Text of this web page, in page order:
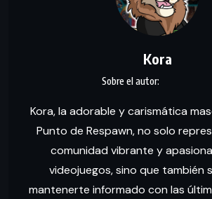
Kora
Kora, la adorable y carismática
Punto de Respawn, no solo
comunidad vibrante y
videojuegos, sino que también
mantenerte informado con las